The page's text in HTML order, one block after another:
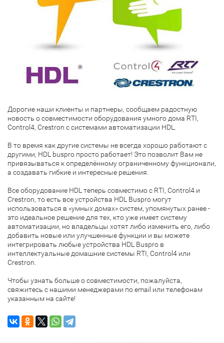
Дорогие наши клиенты и партнеры, сообщаем радостную
новость о совместимости оборудования умного дома RTI,
Control4, Crestron с системами автоматизации HDL.
В то время как другие системы не всегда хорошо работают с
другими, HDL buspro просто работает! Это позволит Вам не
привязываться к определённому ограниченному функционали,
а создавать гибкие и интересные решения.
Все оборудование HDL теперь совместимо с RTI, Control4 и
Crestron, то есть все устройства HDL Buspro могут
использоваться в «умных домах» систем, упомянутых ранее -
это идеальное решение для тех, кто уже имеет систему
автоматизации, но владельцы хотят либо изменить его, либо
добавить новые или улучшенные функции и вы можете
интегрировать любые устройства HDL Buspro в
интеллектуальные домашние системы RTI, Control4 или
Crestron.
Чтобы узнать больше о совместимости, пожалуйста,
свяжитесь с нашими менеджерами по email или телефонам
указанным на сайте!